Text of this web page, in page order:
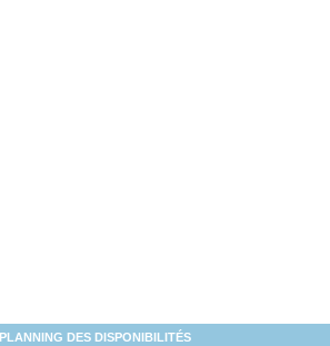
PLANNING DES DISPONIBILITÉS